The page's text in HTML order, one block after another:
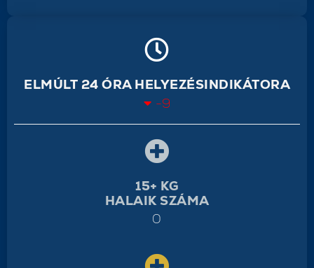
ELMÚLT 24 ÓRA HELYEZÉSINDIKÁTORA
-9
15+ KG
HALAIK SZÁMA
0